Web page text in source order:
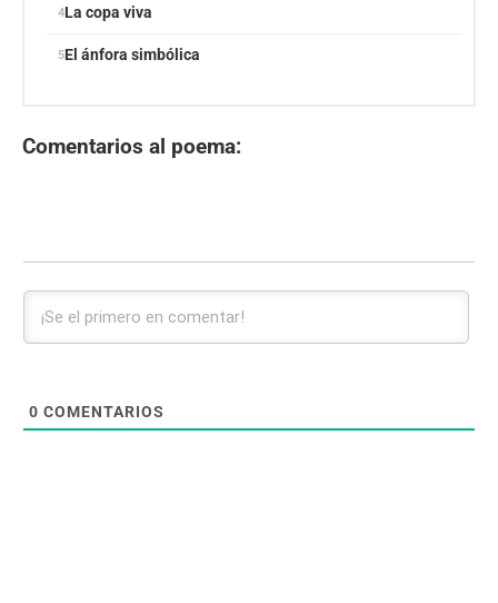
La copa viva
El ánfora simbólica
Comentarios al poema:
0 COMENTARIOS